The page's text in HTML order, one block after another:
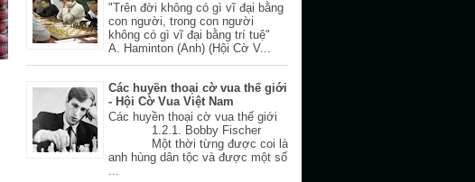
"Trên đời không có gì vĩ đại bằng
con người, trong con người
không có gì vĩ đại bằng trí tuệ"
A. Haminton (Anh) (Hội Cờ V...
Các huyền thoại cờ vua thế giới
- Hội Cờ Vua Việt Nam
Các huyền thoại cờ vua thế giới
1.2.1. Bobby Fischer
Một thời từng được coi là
anh hùng dân tộc và được một số
...